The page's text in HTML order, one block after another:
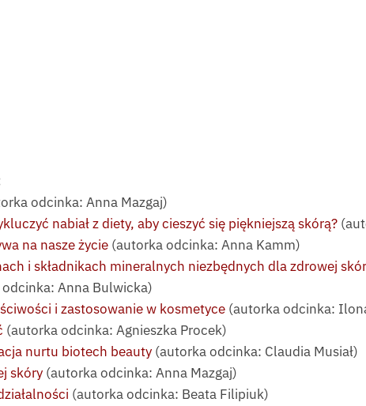
odcinka: Anna Mazgaj)
nabiał z diety, aby cieszyć się piękniejszą skórą?
na nasze życie (autorka odcinka: Anna Kamm)
i składnikach mineralnych niezbędnych dla zdrowej
Anna Bulwicka)
i zastosowanie w kosmetyce (autorka odcinka:
(autorka odcinka: Agnieszka Procek)
nurtu biotech beauty (autorka odcinka: Claudia Musiał)
skóry (autorka odcinka: Anna Mazgaj)
(autorka odcinka: Beata Filipiuk)